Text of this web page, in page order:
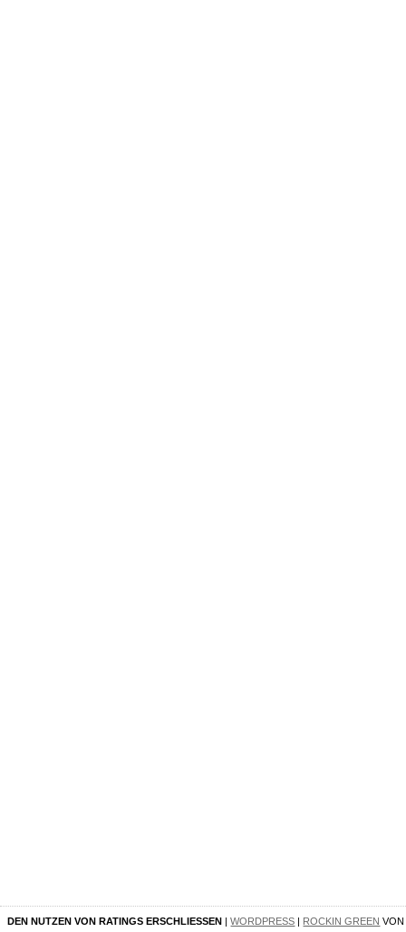
DEN NUTZEN VON RATINGS ERSCHLIESSEN |WORDPRESS | ROCKIN GREEN